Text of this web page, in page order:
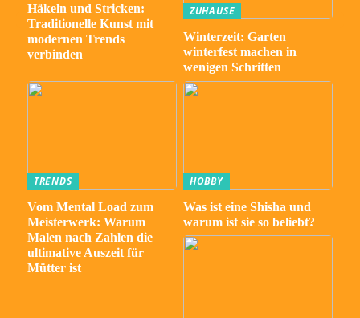
Häkeln und Stricken:
Traditionelle Kunst mit
modernen Trends
verbinden
ZUHAUSE
Winterzeit: Garten
winterfest machen in
wenigen Schritten
TRENDS
Vom Mental Load zum
Meisterwerk: Warum
Malen nach Zahlen die
ultimative Auszeit für
Mütter ist
HOBBY
Was ist eine Shisha und
warum ist sie so beliebt?